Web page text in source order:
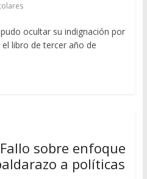
ocultar su indignación por
libro de tercer año de
sobre enfoque
a políticas